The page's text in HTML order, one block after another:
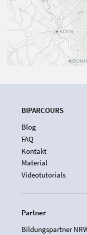
BIPARCOURS
Blog
FAQ
Kontakt
Material
Videotutorials
Partner
Bildungspartner